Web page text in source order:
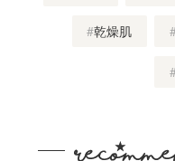
乾燥肌